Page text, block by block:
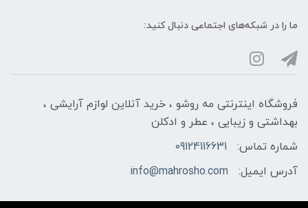
ما را در شبکه‌های اجتماعی دنبال کنید:
فروشگاه اینترنتی مه‌ رو‌شو ، خرید آنلاین لوازم آرایشی ،
بهداشتی و زیبایی ، عطر و ادکلن
شماره تماس:
09124116631
آدرس ایمیل:
info@mahrosho.com